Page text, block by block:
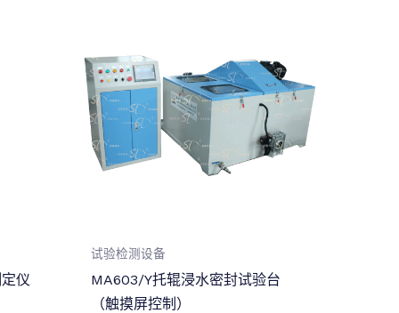
仪
试验检测设备
MA603/Y托辊浸水密封试验台
（触摸屏控制）